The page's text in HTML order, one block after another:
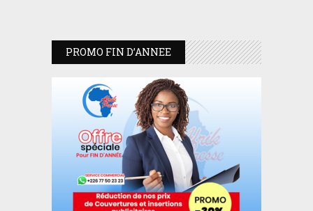
PROMO FIN D’ANNEE